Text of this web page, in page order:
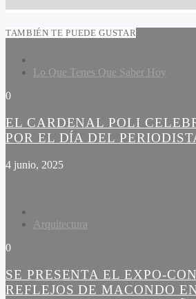
TAMBIÉN TE PUEDE GUSTAR
Lo Que Tenes Que Saber Hoy
0
EL CARDENAL POLI
POR EL DÍA DEL
4 junio, 2025
Arquitectura
0
SE PRESENTA EL EXPO-
REFLEJOS DE MACONDO